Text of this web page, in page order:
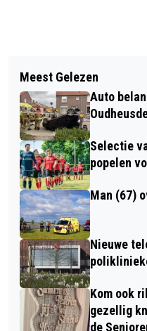
NIEUWS VAN
DRUNEN
WEEK VAN DE
WAT IS ER TE
BRABANT?
Meest Gelezen
Auto
Selectie
popelen
Man (67)
Nieuwe
Kom ook
gezellig
de